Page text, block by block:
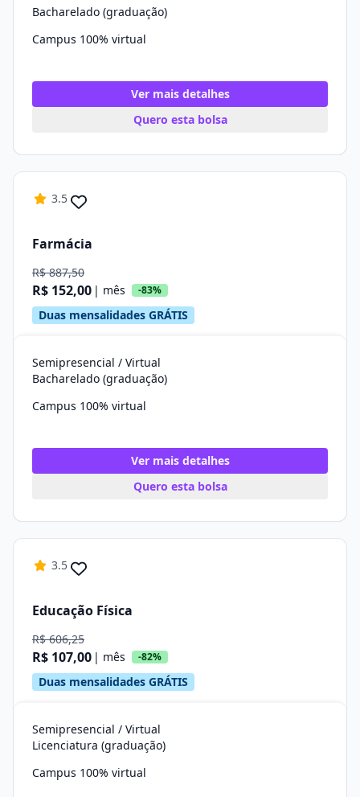
Bacharelado (graduação)
Campus 100% virtual
Ver mais detalhes
Quero esta bolsa
3.5
Farmácia
R$ 887,50
R$ 152,00 | mês -83%
Duas mensalidades GRÁTIS
Semipresencial / Virtual
Bacharelado (graduação)
Campus 100% virtual
Ver mais detalhes
Quero esta bolsa
3.5
Educação Física
R$ 606,25
R$ 107,00 | mês -82%
Duas mensalidades GRÁTIS
Semipresencial / Virtual
Licenciatura (graduação)
Campus 100% virtual